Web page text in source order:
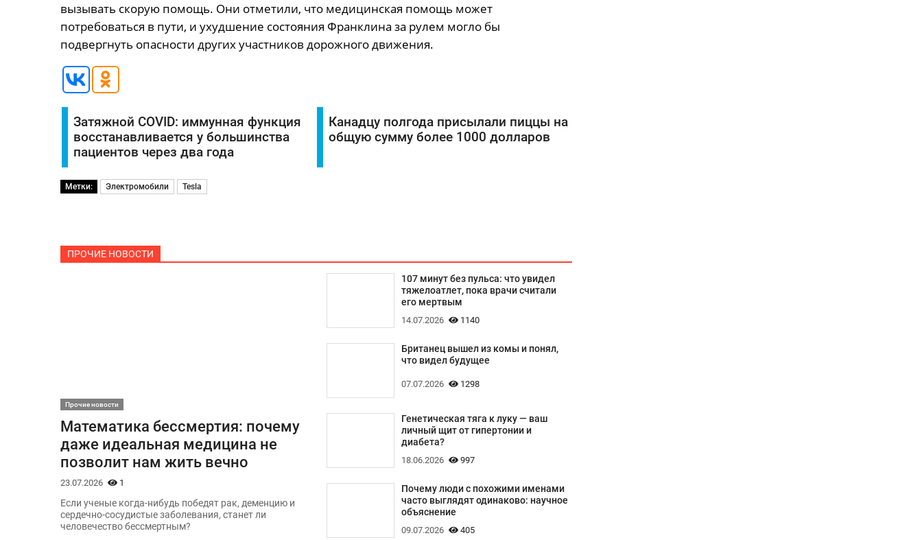
вызывать скорую помощь. Они отметили, что медицинская помощь может
потребоваться в пути, и ухудшение состояния Франклина за рулем могло бы
подвергнуть опасности других участников дорожного движения.
Затяжной COVID: иммунная функция
восстанавливается у большинства
пациентов через два года
Канадцу полгода присылали пиццы на
общую сумму более 1000 долларов
Метки: Электромобили Tesla
ПРОЧИЕ НОВОСТИ
Прочие новости
Математика бессмертия: почему
даже идеальная медицина не
позволит нам жить вечно
23.07.2026 1
Если ученые когда-нибудь победят рак, деменцию и
сердечно-сосудистые заболевания, станет ли
человечество бессмертным?
107 минут без пульса: что увидел
тяжелоатлет, пока врачи считали
его мертвым
14.07.2026 1140
Британец вышел из комы и понял,
что видел будущее
07.07.2026 1298
Генетическая тяга к луку — ваш
личный щит от гипертонии и
диабета?
18.06.2026 997
Почему люди с похожими именами
часто выглядят одинаково: научное
объяснение
09.07.2026 405